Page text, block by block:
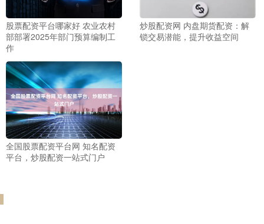
股票配资平台哪家好 农业农村
部部署2025年部门预算编制工
作
炒股配资网 内盘期货配资：解
锁交易潜能，提升收益空间
全国股票配资平台网 知名配资
平台，炒股配资一站式门户